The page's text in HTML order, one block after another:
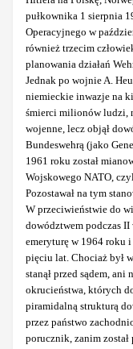
pułkownika 1 sierpnia
Operacyjnego w
również trzecim
planowania działań
Jednak po wojnie A.
niemieckie inwazje na
śmierci milionów ludzi,
wojenne, lecz objął
Bundeswehrą (jako
1961 roku został
Wojskowego NATO,
Pozostawał na tym
W przeciwieństwie do
dowództwem podczas II
emeryturę w 1964 roku
pięciu lat. Chociaż był
stanął przed sądem, ani
okrucieństwa, których
piramidalną strukturą
przez państwo
porucznik, zanim